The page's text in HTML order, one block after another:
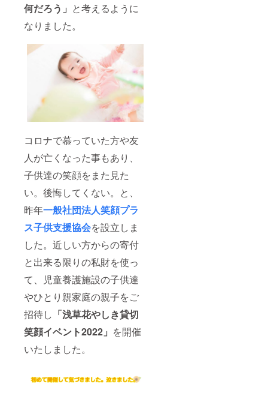
何だろう」 と考えるように
なりました。
コロナで慕っていた方や友
人が亡くなった事もあり、
子供達の笑顔をまた見た
い。後悔してくない。と、
昨年一般社団法人笑顔プラ
ス子供支援協会を設立しま
した。近しい方からの寄付
と出来る限りの私財を使っ
て、児童養護施設の子供達
やひとり親家庭の親子をご
招待し 「浅草花やしき貸切
笑顔イベント2022」 を開催
いたしました。